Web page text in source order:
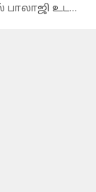
கருதி அவரை காவலில் எடுக்கவில்லை - அமலாக்கத்துறை